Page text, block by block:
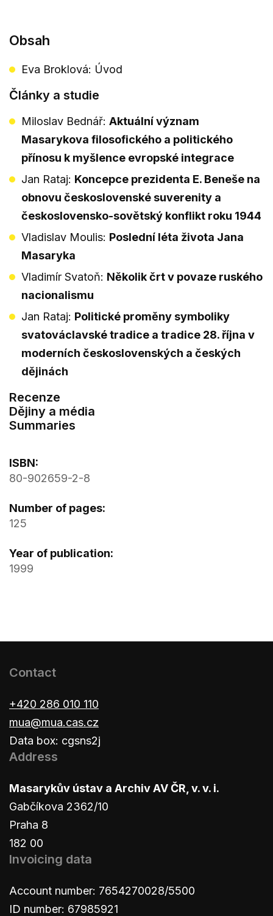
Obsah
Eva Broklová: Úvod
Články a studie
Miloslav Bednář: Aktuální význam
Masarykova filosofického a politického
přínosu k myšlence evropské integrace
Jan Rataj: Koncepce prezidenta E. Beneše na
obnovu československé suverenity a
československo-sovětský konflikt roku 1944
Vladislav Moulis: Poslední léta života Jana
Masaryka
Vladimír Svatoň: Několik črt v povaze ruského
nacionalismu
Jan Rataj: Politické proměny symboliky
svatováclavské tradice a tradice 28. října v
moderních československých a českých
dějinách
Recenze
Dějiny a média
Summaries
ISBN:
80-902659-2-8
Number of pages:
125
Year of publication:
1999
Contact
+420 286 010 110
mua@mua.cas.cz
Data box: cgsns2j
Address
Masarykův ústav a Archiv AV ČR, v. v. i.
Gabčíkova 2362/10
Praha 8
182 00
Invoicing data
Account number: 7654270028/5500
ID number: 67985921